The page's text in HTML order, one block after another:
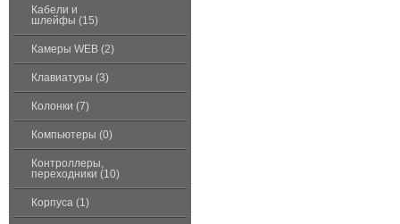
Кабели и
шлейфы (15)
Камеры WEB (2)
Клавиатуры (3)
Колонки (7)
Компьютеры (0)
Контроллеры,
переходники (10)
Корпуса (1)